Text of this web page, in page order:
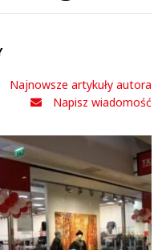
Najnowsze artykuły autora
Napisz wiadomość